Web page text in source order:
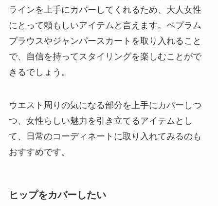
ラインを上手にカバーしてくれるため、大人女性
にとって頼もしいアイテムと言えます。ペプラム
ブラウスやジャンパースカートを取り入れること
で、自信を持ってスタイリングを楽しむことがで
きるでしょう。
ウエスト周りの気になる部分を上手にカバーしつ
つ、女性らしい魅力を引き立てるアイテムとし
て、日常のコーディネートに取り入れてみるのも
おすすめです。
ヒップをカバーしたい